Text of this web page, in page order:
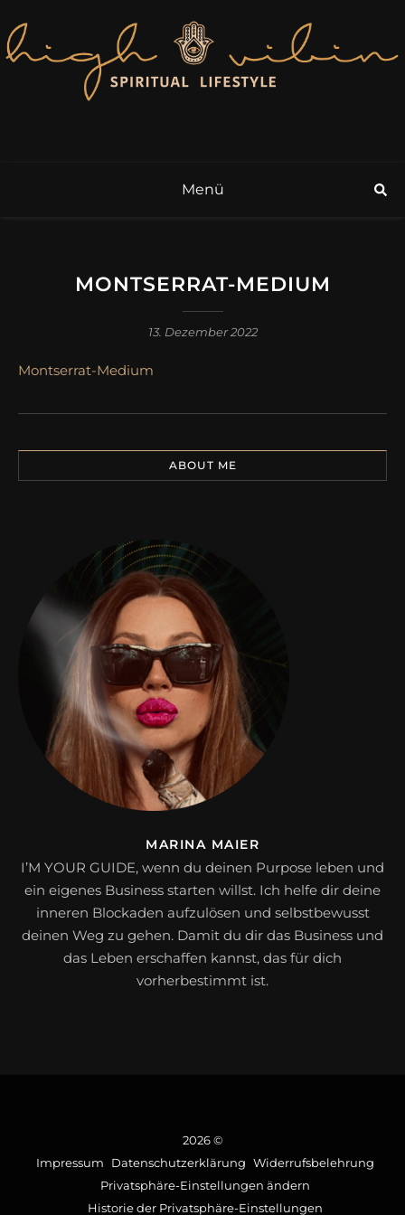
Menü
MONTSERRAT-MEDIUM
13. Dezember 2022
Montserrat-Medium
ABOUT ME
MARINA MAIER
I’M YOUR GUIDE, wenn du deinen Purpose leben und
ein eigenes Business starten willst. Ich helfe dir deine
inneren Blockaden aufzulösen und selbstbewusst
deinen Weg zu gehen. Damit du dir das Business und
das Leben erschaffen kannst, das für dich
vorherbestimmt ist.
2026 ©
Impressum
Datenschutzerklärung Widerrufsbelehrung
Privatsphäre-Einstellungen ändern
Historie der Privatsphäre-Einstellungen